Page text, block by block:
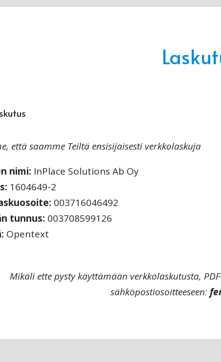
että saamme Teiltä ensisijaisesti verkkolaskuja
nimi: InPlace Solutions Ab Oy
1604649-2
003716046492
tunnus: 003708599126
Opentext
Mikäli ette pysty käyttämään verkkolaskutusta,
sähköpostiosoitteeseen: